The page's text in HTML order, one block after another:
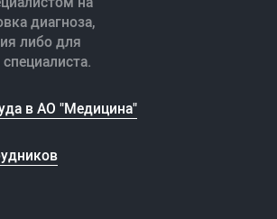
диагноза,
либо для
в АО "Медицина"